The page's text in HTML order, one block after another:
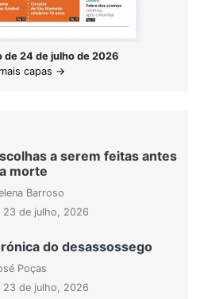
de 24 de julho de 2026
capas →
a serem feitas antes
morte
Barroso
23 de julho, 2026
do desassossego
Poças
23 de julho, 2026